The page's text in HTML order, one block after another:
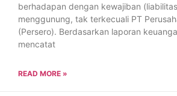
berhadapan dengan kewajiban
menggunung, tak terkecuali PT
(Persero). Berdasarkan laporan
mencatat
READ MORE »